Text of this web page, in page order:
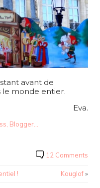
avant de
monde entier.
Eva.
12 Comments
! Kouglof»